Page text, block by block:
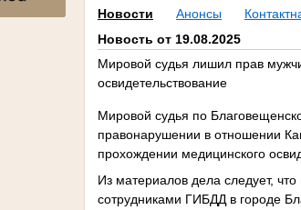
Новости Анонсы
Новость от 19.08.2025
Мировой судья лишил прав
освидетельствование
Мировой судья по
правонарушении в отношении
прохождении медицинского
Из материалов дела следует,
сотрудниками ГИБДД в городе